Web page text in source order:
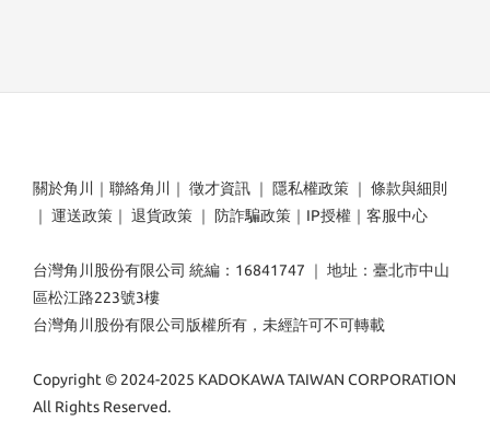
關於角川 ｜ 聯絡角川 ｜ 徵才資訊 ｜ 隱私權政策 ｜ 條款與細則
｜ 運送政策 ｜ 退貨政策 ｜ 防詐騙政策 ｜ IP授權 ｜ 客服中心
台灣角川股份有限公司 統編：16841747 ｜ 地址：臺北市中山
區松江路223號3樓
台灣角川股份有限公司版權所有，未經許可不可轉載
Copyright © 2024-2025 KADOKAWA TAIWAN CORPORATION
All Rights Reserved.